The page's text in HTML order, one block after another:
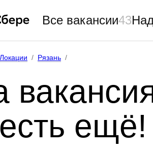
Все вакансии43
Локации / Рязань /
ещё!